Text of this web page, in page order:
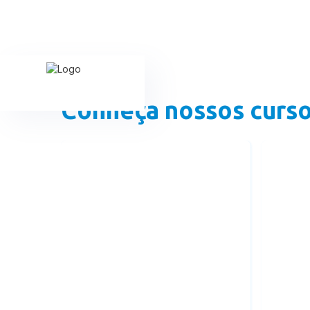
Conheça nossos